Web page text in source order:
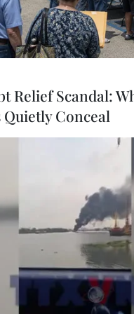
chính trong cuộc tranh
Jae-myung của Đảng Dân
yeol của của đảng đối
quốc dân. (Nguồn:
ứng cử viên tham
Hàn Quốc đã chính
động tranh cử kéo
Relief Scandal:
Conceal